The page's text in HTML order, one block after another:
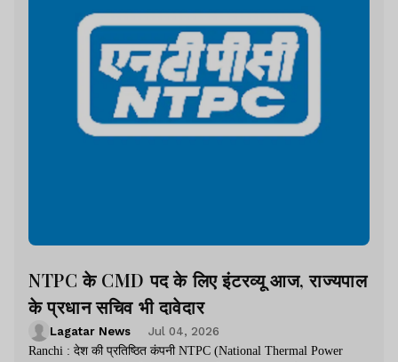
NTPC के CMD पद के लिए इंटरव्यू आज, राज्यपाल
के प्रधान सचिव भी दावेदार
Lagatar News
Jul 04, 2026
Ranchi : देश की प्रतिष्ठित कंपनी NTPC (National Thermal Power